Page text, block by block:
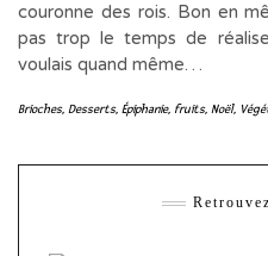
couronne des rois. Bon en
pas trop le temps de
voulais quand même…
Brioches, Desserts, Épiphanie, fruits, Noël,